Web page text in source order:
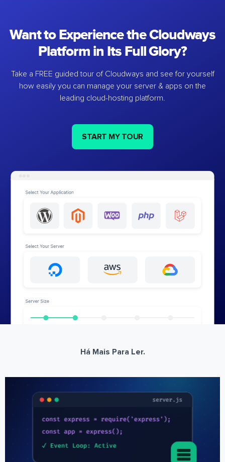
Want to Experience the Cloudways
Platform in Its Full Glory?
Take a FREE guided tour of Cloudways and see for yourself
how easily you can manage your server & apps on the
leading cloud-hosting platform.
START MY TOUR
Há Mais Para Ler.